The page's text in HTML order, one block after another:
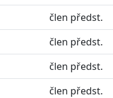
člen předst.
člen předst.
člen předst.
člen předst.